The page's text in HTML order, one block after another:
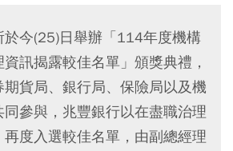
於今(25)日舉辦「114年度機構
訊揭露較佳名單」頒獎典禮，
貨局、銀行局、保險局以及機
參與，兆豐銀行以在盡職治理
度入選較佳名單，由副總經理